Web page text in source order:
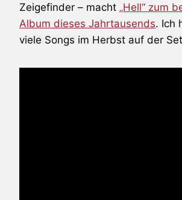
Zeigefinder – macht „Hell“ zum
Album dieses Jahrtausends. Ich
viele Songs im Herbst auf der